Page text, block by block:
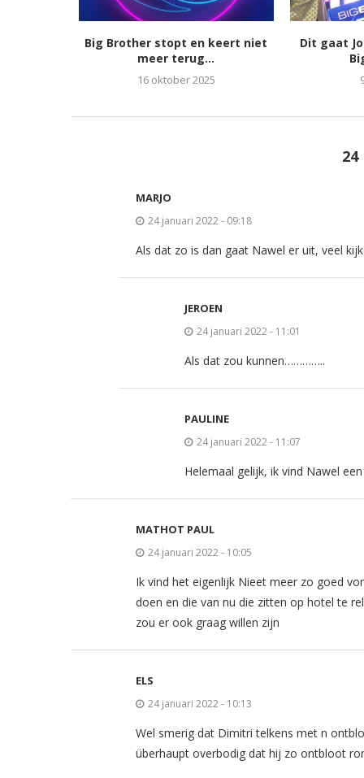
Big Brother stopt en keert niet
meer terug...
16 oktober 2025
Dit gaat
24
MARJO
24 januari 2022 - 09:18
Als dat zo is dan gaat Nawel er uit, veel
JEROEN
24 januari 2022 - 11:01
Als dat zou kunnen…………..
PAULINE
24 januari 2022 - 11:07
Helemaal gelijk, ik vind Nawel
MATHOT PAUL
24 januari 2022 - 10:05
Ik vind het eigenlijk Nieet meer zo goed
doen en die van nu die zitten op hotel te
zou er ook graag willen zijn
ELS
24 januari 2022 - 10:13
Wel smerig dat Dimitri telkens met n
überhaupt overbodig dat hij zo ontbloot